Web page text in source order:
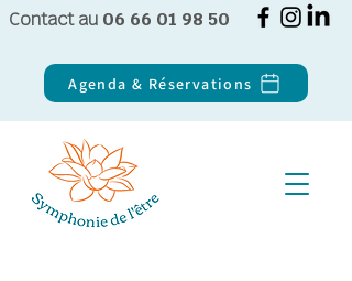
Contact au 06 66 01 98 50
Agenda & Réservations